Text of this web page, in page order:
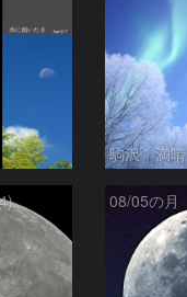
駒沢 満晴
08/05の月